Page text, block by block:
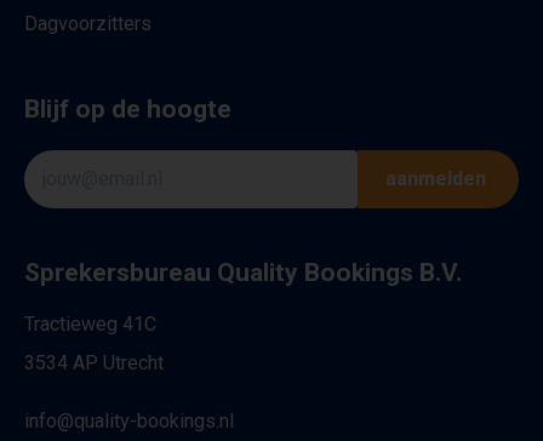
Dagvoorzitters
Blijf op de hoogte
aanmelden
Sprekersbureau Quality Bookings B.V.
Tractieweg 41C
3534 AP Utrecht
info@quality-bookings.nl